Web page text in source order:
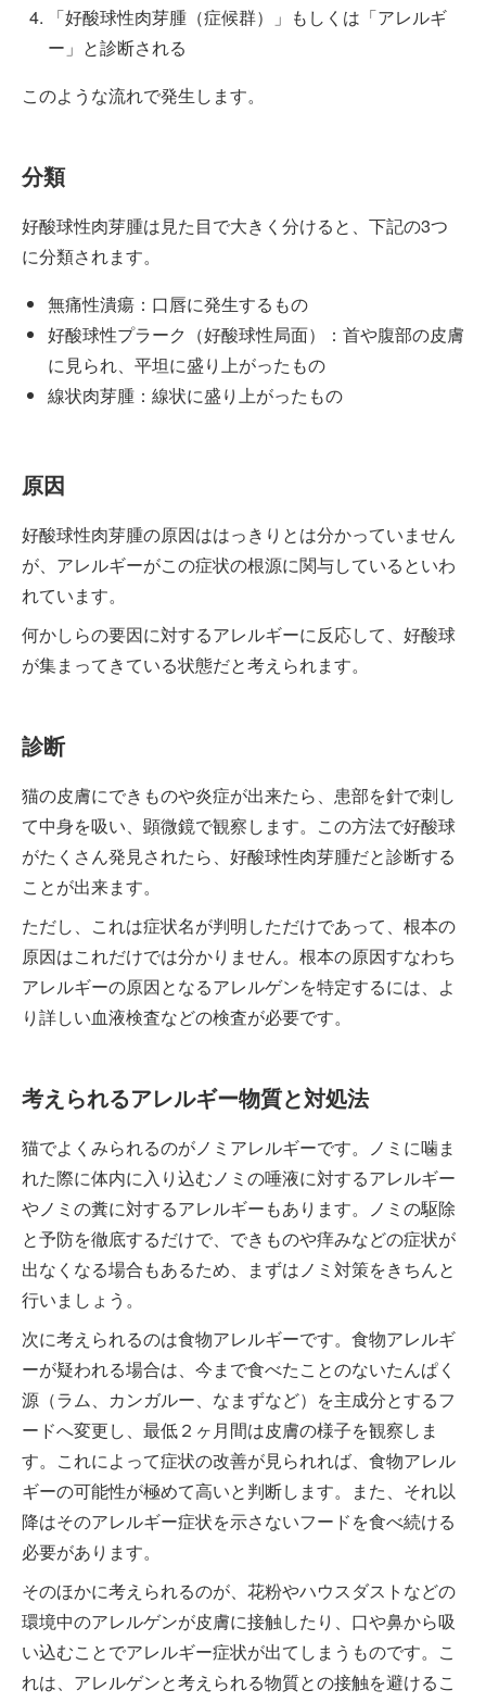
「好酸球性肉芽腫（症候群）」もしくは「アレルギ
ー」と診断される
このような流れで発生します。
分類
好酸球性肉芽腫は見た目で大きく分けると、下記の3つ
に分類されます。
無痛性潰瘍：口唇に発生するもの
好酸球性プラーク（好酸球性局面）：首や腹部の皮膚
に見られ、平坦に盛り上がったもの
線状肉芽腫：線状に盛り上がったもの
原因
好酸球性肉芽腫の原因ははっきりとは分かっていません
が、アレルギーがこの症状の根源に関与しているといわ
れています。
何かしらの要因に対するアレルギーに反応して、好酸球
が集まってきている状態だと考えられます。
診断
猫の皮膚にできものや炎症が出来たら、患部を針で刺し
て中身を吸い、顕微鏡で観察します。この方法で好酸球
がたくさん発見されたら、好酸球性肉芽腫だと診断する
ことが出来ます。
ただし、これは症状名が判明しただけであって、根本の
原因はこれだけでは分かりません。根本の原因すなわち
アレルギーの原因となるアレルゲンを特定するには、よ
り詳しい血液検査などの検査が必要です。
考えられるアレルギー物質と対処法
猫でよくみられるのがノミアレルギーです。ノミに噛ま
れた際に体内に入り込むノミの唾液に対するアレルギー
やノミの糞に対するアレルギーもあります。ノミの駆除
と予防を徹底するだけで、できものや痒みなどの症状が
出なくなる場合もあるため、まずはノミ対策をきちんと
行いましょう。
次に考えられるのは食物アレルギーです。食物アレルギ
ーが疑われる場合は、今まで食べたことのないたんぱく
源（ラム、カンガルー、なまずなど）を主成分とするフ
ードへ変更し、最低２ヶ月間は皮膚の様子を観察しま
す。これによって症状の改善が見られれば、食物アレル
ギーの可能性が極めて高いと判断します。また、それ以
降はそのアレルギー症状を示さないフードを食べ続ける
必要があります。
そのほかに考えられるのが、花粉やハウスダストなどの
環境中のアレルゲンが皮膚に接触したり、口や鼻から吸
い込むことでアレルギー症状が出てしまうものです。こ
れは、アレルゲンと考えられる物質との接触を避けるこ